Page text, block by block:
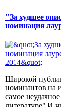
"За худшее
номинация
Широкой
номинантов на
самое